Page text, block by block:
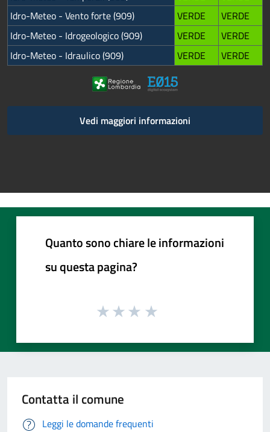
Idro-Meteo - Vento forte (909)
VERDE
VERDE
Idro-Meteo - Idrogeologico (909)
VERDE
VERDE
Idro-Meteo - Idraulico (909)
VERDE VERDE
Vedi maggiori informazioni
Quanto sono chiare le informazioni
su questa pagina?
Contatta il comune
Leggi le domande frequenti